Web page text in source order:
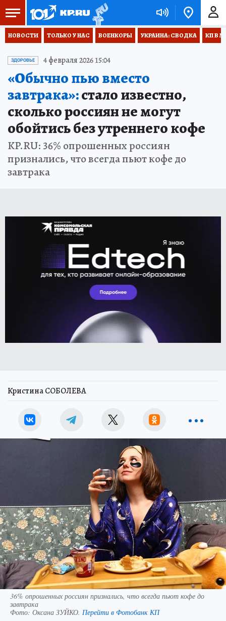
НОВОСТИ ТОЛЬКО У НАС ВОЕНКОРЫ УКРАИНА: СВОДКА КП В
ЗДОРОВЬЕ 4 февраля 2026 15:04
«Обычно пью вместо
завтрака»:стало известно,
сколько россиян не могут
обойтись без утреннего кофе
KP.RU: 36% опрошенных россиян
признались, что всегда пьют кофе до
завтрака
Кристина СОБОЛЕВА
36% опрошенных россиян признались, что всегда пьют кофе до
завтрака
Фото: Оксана ЗУЙКО. Перейти в Фотобанк КП